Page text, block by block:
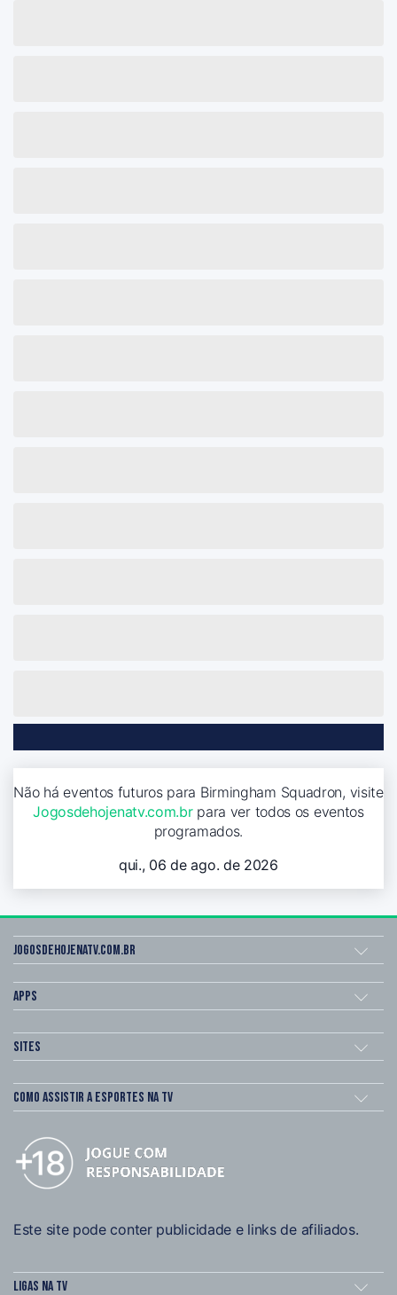
Não há eventos futuros para Birmingham Squadron, visite
Jogosdehojenatv.com.brpara ver todos os eventos
programados.
qui., 06 de ago. de 2026
Jogosdehojenatv.com.br
Apps
Sites
Como assistir a esportes na TV
Este site pode conter publicidade e links de afiliados.
Ligas na TV